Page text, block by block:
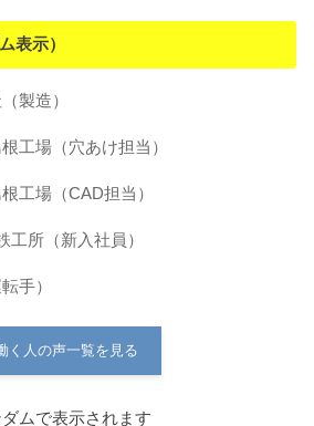
表示）
製造）
工場（穴あけ担当）
工場（CAD担当）
工所（新入社員）
手）
く人の声一覧を見る
ムで表示されます